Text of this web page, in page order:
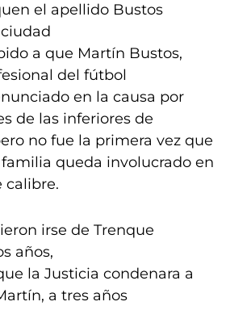
el apellido Bustos
a que Martín Bustos,
del fútbol
en la causa por
de las inferiores de
no fue la primera vez que
queda involucrado en
calibre.
irse de Trenque
años,
la Justicia condenara a
a tres años